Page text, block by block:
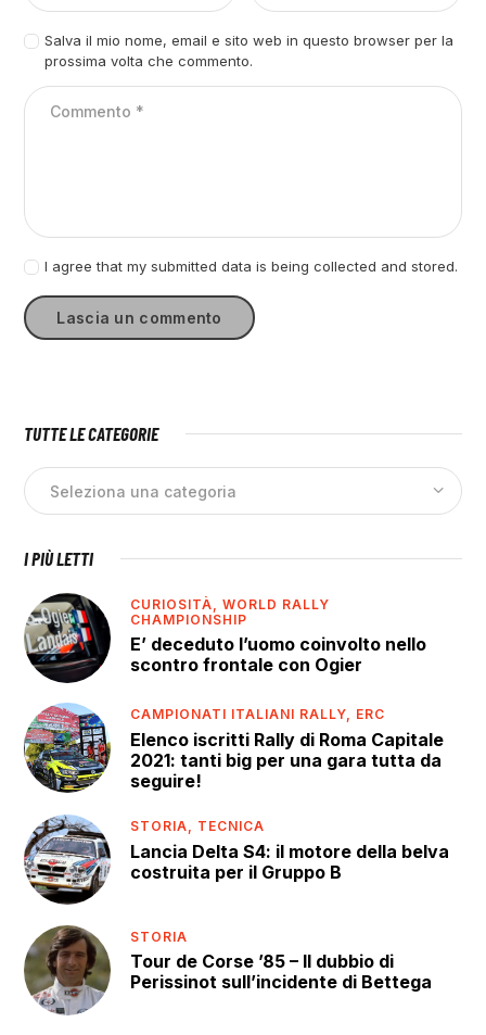
Salva il mio nome, email e sito web in questo browser per la
prossima volta che commento.
I agree that my submitted data is being collected and stored.
TUTTE LE CATEGORIE
I PIÙ LETTI
CURIOSITÀ,WORLD RALLY
CHAMPIONSHIP
E’ deceduto l’uomo coinvolto nello
scontro frontale con Ogier
CAMPIONATI ITALIANI RALLY, ERC
Elenco iscritti Rally di Roma Capitale
2021: tanti big per una gara tutta da
seguire!
STORIA, TECNICA
Lancia Delta S4: il motore della belva
costruita per il Gruppo B
STORIA
Tour de Corse ’85 – Il dubbio di
Perissinot sull’incidente di Bettega